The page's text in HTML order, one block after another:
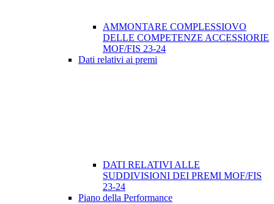
AMMONTARE COMPLESSIOVO
DELLE COMPETENZE ACCESSIORIE
MOF/FIS 23-24
Dati relativi ai premi
DATI RELATIVI ALLE
SUDDIVISIONI DEI PREMI MOF/FIS
23-24
Piano della Performance